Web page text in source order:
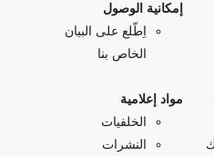
إمكانية الوصول
اِطّلع على البيان
الخاص بنا
مواد إعلامية
الخلفيات
النشرات